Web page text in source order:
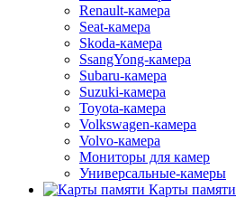
Renault-камера
Seat-камера
Skoda-камера
SsangYong-камера
Subaru-камера
Suzuki-камера
Toyota-камера
Volkswagen-камера
Volvo-камера
Мониторы для камер
Универсальные-камеры
Карты памяти